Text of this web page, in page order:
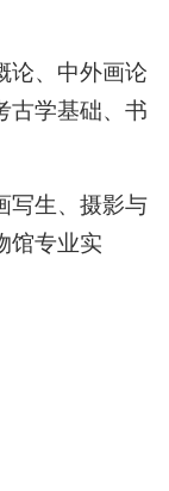
论、中外画论
古学基础、书
写生、摄影与
馆专业实